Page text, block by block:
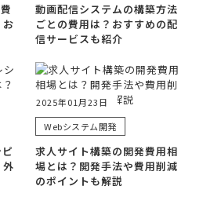
動画配信システムの構築方法
ごとの費用は？おすすめの配
信サービスも紹介
外
2025年01月23日
Webシステム開発
求人サイト構築の開発費用相
場とは？開発手法や費用削減
のポイントも解説